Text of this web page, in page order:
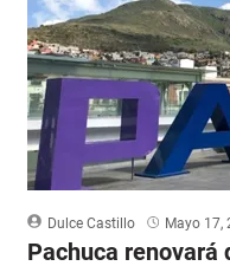
Dulce Castillo Mayo 17,
Pachuca renovará